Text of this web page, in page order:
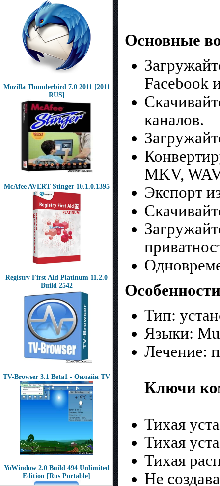
Mozilla Thunderbird 7.0 2011 [2011
RUS]
McAfee AVERT Stinger 10.1.0.1395
Registry First Aid Platinum 11.2.0
Build 2542
TV-Browser 3.1 Beta1 - Онлайн TV
YoWindow 2.0 Build 494 Unlimited
Edition [Rus Portable]
Основные
Facebook
каналов.
MKV,
Экспорт
Тип:
Языки:
Лечение:
Ключи
Тихая
Тихая
Тихая
Не